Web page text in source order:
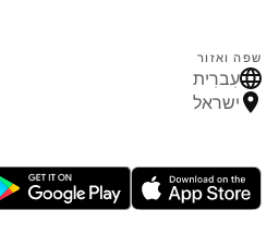
שפה ואזור
עִברִית
ישראל